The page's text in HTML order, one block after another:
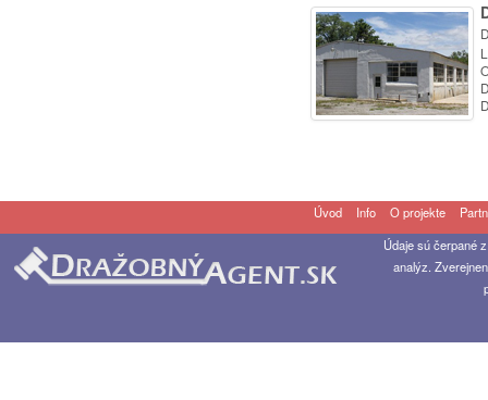
Úvod Info O projekte
Údaje sú čerpané
analýz.